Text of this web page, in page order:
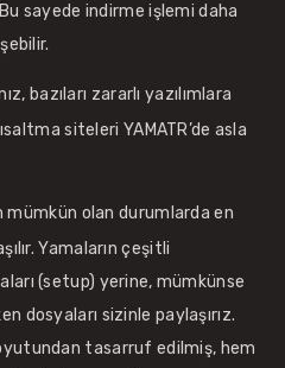
Bu sayede indirme işlemi daha
bazıları zararlı yazılımlara
siteleri YAMATR’de asla
mümkün olan durumlarda en
Yamaların çeşitli
(setup) yerine, mümkünse
dosyaları sizinle paylaşırız.
tasarruf edilmiş, hem